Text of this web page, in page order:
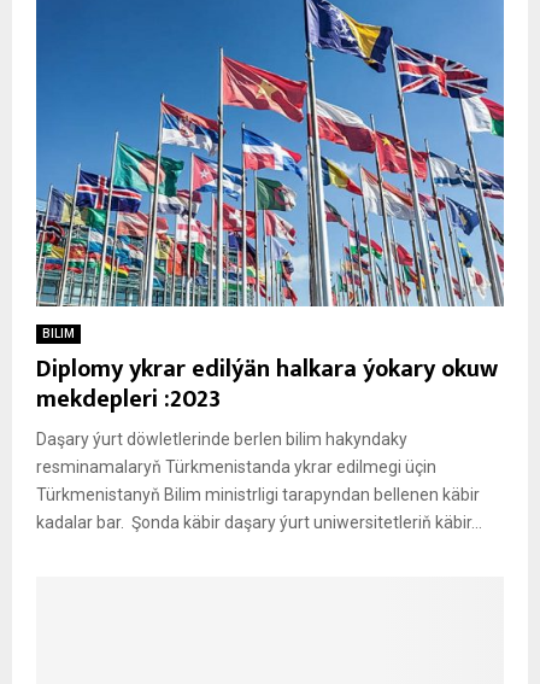
BILIM
Diplomy ykrar edilýän halkara ýokary okuw
mekdepleri :2023
Daşary ýurt döwletlerinde berlen bilim hakyndaky
resminamalaryň Türkmenistanda ykrar edilmegi üçin
Türkmenistanyň Bilim ministrligi tarapyndan bellenen käbir
kadalar bar. Şonda käbir daşary ýurt uniwersitetleriň käbir...